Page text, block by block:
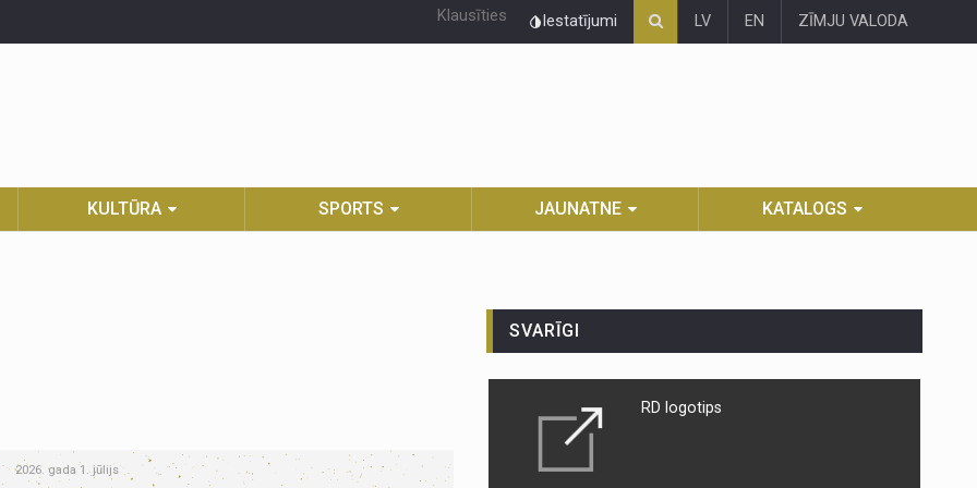
Klausīties Iestatījumi LV EN ZĪMJU VALODA
KULTŪRA SPORTS JAUNATNE KATALOGS
2026. gada 1. jūlijs
SVARĪGI
RD logotips